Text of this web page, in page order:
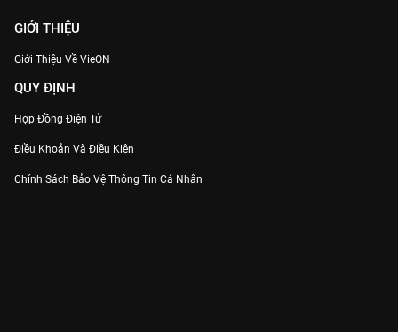
GIỚI THIỆU
Giới Thiệu Về VieON
QUY ĐỊNH
Hợp Đồng Điện Tử
Điều Khoản Và Điều Kiện
Chính Sách Bảo Vệ Thông Tin Cá Nhân